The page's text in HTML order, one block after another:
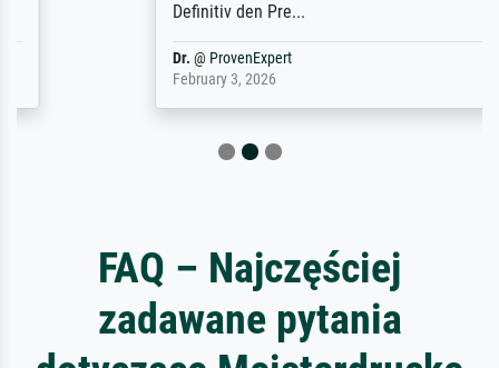
Definitiv den Pre...
ProvenExpert
February 3, 2026
FAQ – Najczęściej
zadawane pytania